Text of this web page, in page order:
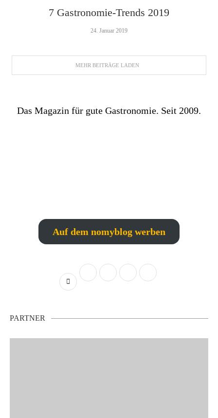
7 Gastronomie-Trends 2019
24. Januar 2019
MEHR BEITRÄGE LADEN
Das Magazin für gute Gastronomie. Seit 2009.
Auf dem nomyblog werben
PARTNER